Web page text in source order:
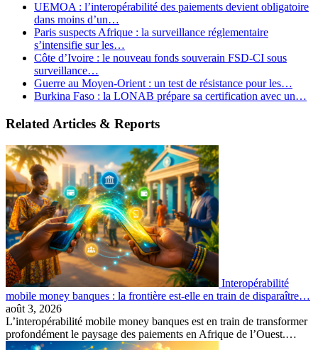
UEMOA : l’interopérabilité des paiements devient obligatoire
dans moins d’un…
Paris suspects Afrique : la surveillance réglementaire
s’intensifie sur les…
Côte d’Ivoire : le nouveau fonds souverain FSD-CI sous
surveillance…
Guerre au Moyen-Orient : un test de résistance pour les…
Burkina Faso : la LONAB prépare sa certification avec un…
Related Articles & Reports
Interopérabilité
mobile money banques : la frontière est-elle en train de disparaître…
août 3, 2026
L’interopérabilité mobile money banques est en train de transformer
profondément le paysage des paiements en Afrique de l’Ouest.…